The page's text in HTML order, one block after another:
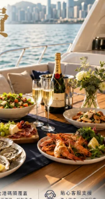
廚房
HK$12,000 起